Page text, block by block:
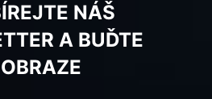
NÁŠ
A BUĎTE